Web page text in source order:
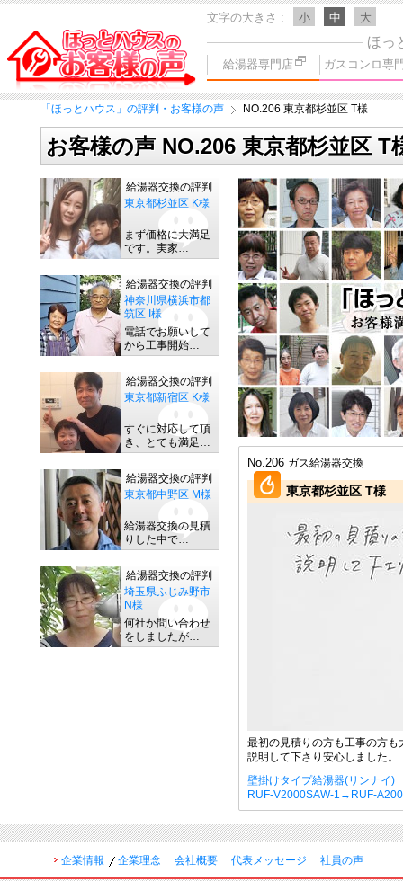
文字の大きさ 小 中 大
ほっ
給湯器専門店 ガスコンロ専
「ほっとハウス」の評判・お客様の声 NO.206 東京都杉並区 T様
お客様の声 NO.206 東京都杉並区 T
No.206 ガス給湯器交換
東京都杉並区 T様
最初の見積りの方も工事の方
説明して下さり安心しました。
壁掛けタイプ給湯器(リンナイ)
RUF-V2000SAW-1→RUF-
給湯器交換の評判
東京都杉並区 K様
まず価格に大満足
です。実家…
給湯器交換の評判
神奈川県横浜市都
筑区 I様
電話でお願いして
から工事開始…
給湯器交換の評判
東京都新宿区 K様
すぐに対応して頂
き、とても満足…
給湯器交換の評判
東京都中野区 M様
給湯器交換の見積
りした中で…
給湯器交換の評判
埼玉県ふじみ野市
N様
何社か問い合わせ
をしましたが…
企業情報 企業理念 会社概要 代表メッセージ 社員の声